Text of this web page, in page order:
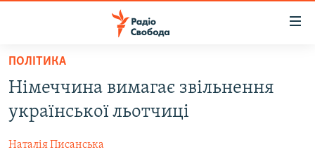
Перейти
основного
матеріалу
Перейти
до
СТАТТІ
ПОЛІТИКА
ВІЙНА
ПОЛІТИКА
Німеччина вимагає звільнення
української льотчиці
Наталія Писанська